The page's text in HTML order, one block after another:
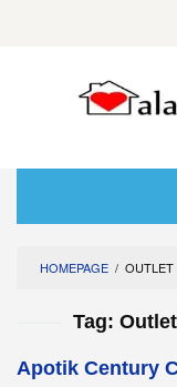
HOMEPAGE / OUTLET
Tag:
Apotik Century